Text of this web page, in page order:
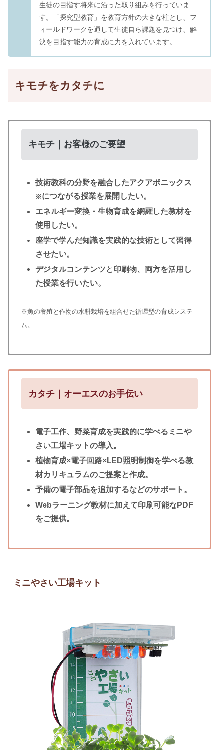
生徒の目指す将来に沿った取り組みを行っていま
す。「探究型教育」を教育方針の大きな柱とし、フ
ィールドワークを通して生徒自ら課題を見つけ、解
決を目指す能力の育成に力を入れています。
キモチをカタチに
キモチ｜お客様のご要望
技術教科の分野を融合したアクアポニックス
※につながる授業を展開したい。
エネルギー変換・生物育成を網羅した教材を
使用したい。
座学で学んだ知識を実践的な技術として習得
させたい。
デジタルコンテンツと印刷物、両方を活用し
た授業を行いたい。
※魚の養殖と作物の水耕栽培を組合せた循環型の育成システ
ム。
カタチ｜オーエスのお手伝い
電子工作、野菜育成を実践的に学べるミニや
さい工場キットの導入。
植物育成×電子回路×LED照明制御を学べる教
材カリキュラムのご提案と作成。
予備の電子部品を追加するなどのサポート。
Webラーニング教材に加えて印刷可能なPDF
をご提供。
ミニやさい工場キット